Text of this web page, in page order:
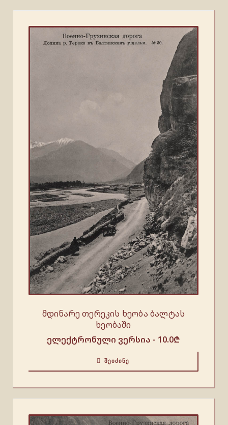
მდინარე თერეკის ხეობა ბალტას
ხეობაში
ელექტრონული ვერსია - 10.0₾
ᲨᲔᲘᲫᲘᲜᲔ